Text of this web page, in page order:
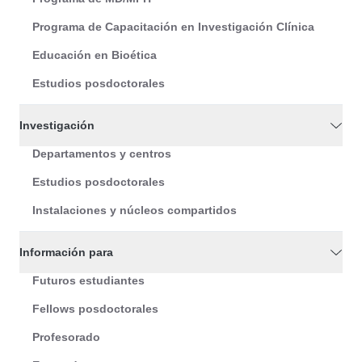
Programa de Capacitación en Investigación Clínica
Educación en Bioética
Estudios posdoctorales
Investigación
Departamentos y centros
Estudios posdoctorales
Instalaciones y núcleos compartidos
Información para
Futuros estudiantes
Fellows posdoctorales
Profesorado